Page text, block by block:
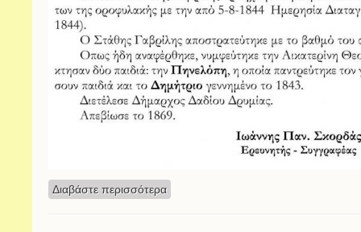
Διαβάστε περισσότερα